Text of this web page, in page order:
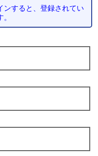
ンすると、登録されてい